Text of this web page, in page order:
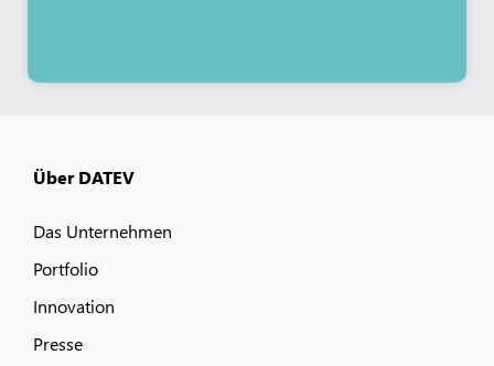
Über DATEV
Das Unternehmen
Portfolio
Innovation
Presse